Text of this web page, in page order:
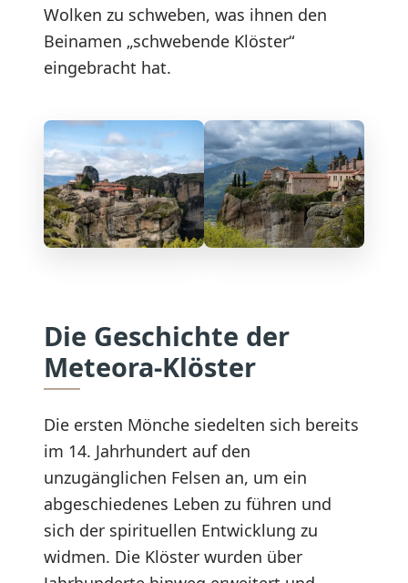
Wolken zu schweben, was ihnen den
Beinamen „schwebende Klöster“
eingebracht hat.
Die Geschichte der
Meteora-Klöster
Die ersten Mönche siedelten sich bereits
im 14. Jahrhundert auf den
unzugänglichen Felsen an, um ein
abgeschiedenes Leben zu führen und
sich der spirituellen Entwicklung zu
widmen. Die Klöster wurden über